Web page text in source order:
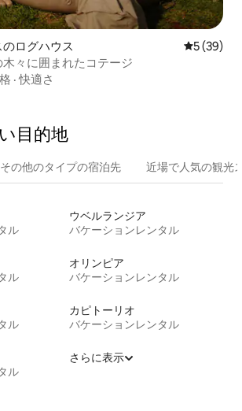
ログハウス レビュー
5 (39)
々に囲まれたコテージ
·快適さ
目⁠的⁠地
その他のタ⁠イ⁠プ⁠の宿⁠泊⁠先 近場で人気の観光
ル
ウベルランジア
バケーションレンタル
ル
オリンピア
バケーションレンタル
ル
カピトーリオ
バケーションレンタル
ル
さらに表示